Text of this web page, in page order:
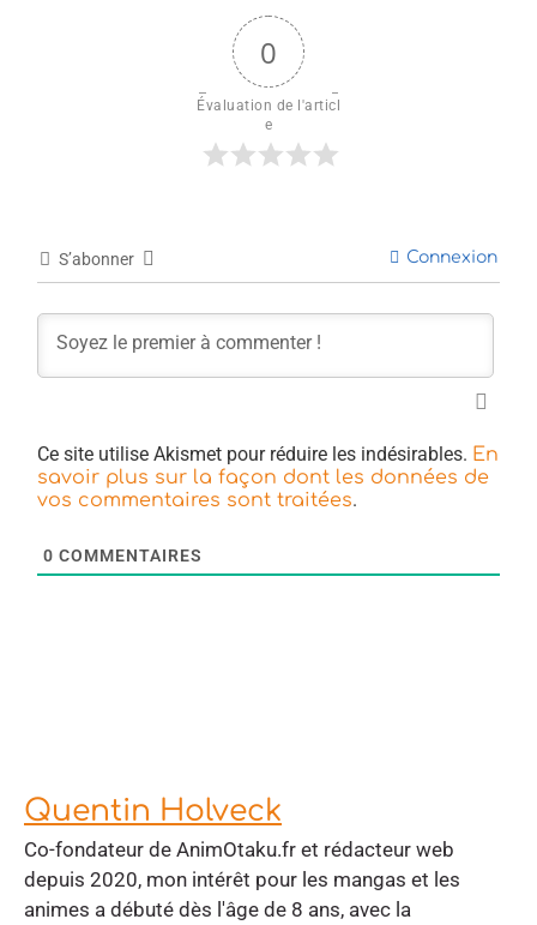
0
Évaluation de l'articl
e
S’abonner Connexion
Ce site utilise Akismet pour réduire les indésirables. En
savoir plus sur la façon dont les données de
vos commentaires sont traitées.
0 COMMENTAIRES
Quentin Holveck
Co-fondateur de AnimOtaku.fr et rédacteur web
depuis 2020, mon intérêt pour les mangas et les
animes a débuté dès l'âge de 8 ans, avec la